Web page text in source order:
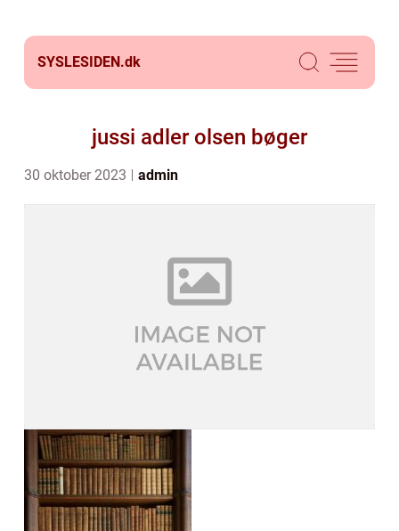
SYSLESIDEN.dk
jussi adler olsen bøger
30 oktober 2023 admin